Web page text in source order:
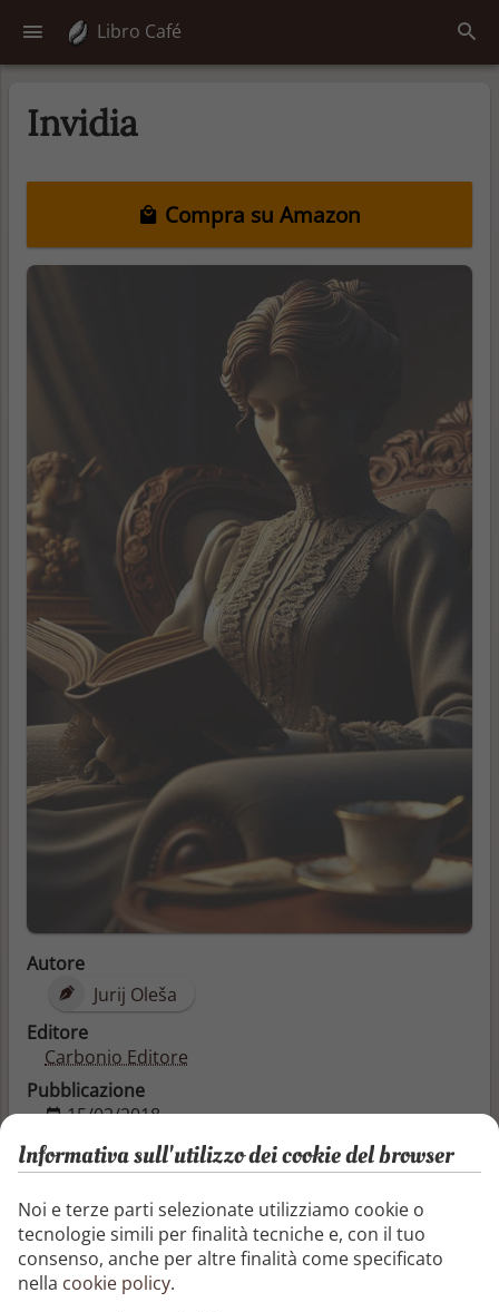
Libro Café
Invidia
Compra su Amazon
Autore
Jurij Oleša
Editore
Carbonio Editore
Pubblicazione
15/02/2018
Categorie
Letteratura e narrativa
Letteratura e narrativa
Politica
Informativa sull'utilizzo dei cookie del browser
Noi e terze parti selezionate utilizziamo cookie o
tecnologie simili per finalità tecniche e, con il tuo
consenso, anche per altre finalità come specificato
nella cookie policy.